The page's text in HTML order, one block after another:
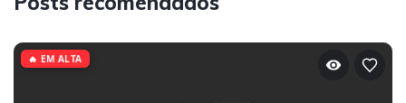
🔥 EM ALTA